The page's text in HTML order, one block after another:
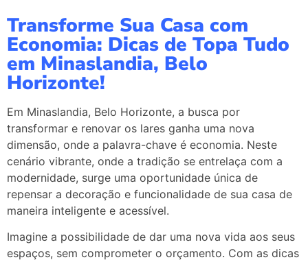
Transforme Sua Casa com
Economia: Dicas de Topa Tudo
em Minaslandia, Belo
Horizonte!
Em Minaslandia, Belo Horizonte, a busca por
transformar e renovar os lares ganha uma nova
dimensão, onde a palavra-chave é economia. Neste
cenário vibrante, onde a tradição se entrelaça com a
modernidade, surge uma oportunidade única de
repensar a decoração e funcionalidade de sua casa de
maneira inteligente e acessível.
Imagine a possibilidade de dar uma nova vida aos seus
espaços, sem comprometer o orçamento. Com as dicas